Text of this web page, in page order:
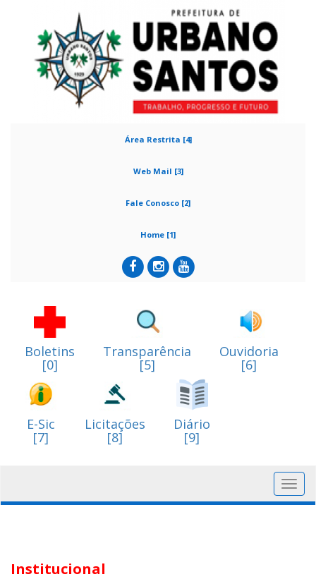
Área Restrita [4]
Web Mail [3]
Fale Conosco [2]
Home [1]
Boletins
[0]
Transparência
[5]
Ouvidoria
[6]
E-Sic
[7]
Licitações
[8]
Diário
[9]
Institucional